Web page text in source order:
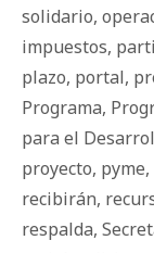
solidario,
impuestos,
plazo, portal,
Programa,
para el
proyecto, pyme,
recibirán,
respalda,